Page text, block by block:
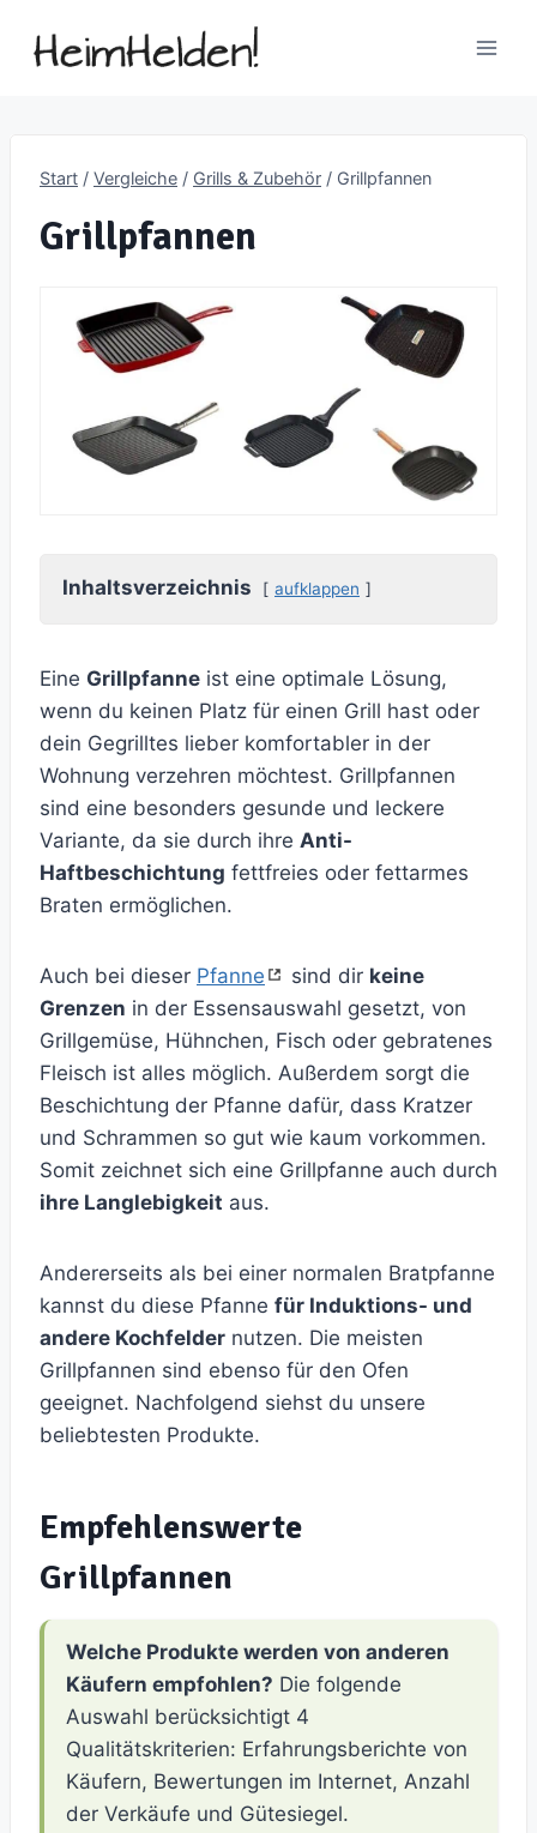
Inhalt
Start / Vergleiche / Grills & Zubehör / Grillpfannen
Grillpfannen
Inhaltsverzeichnis aufklappen
Eine Grillpfanne ist eine optimale Lösung,
wenn du keinen Platz für einen Grill hast oder
dein Gegrilltes lieber komfortabler in der
Wohnung verzehren möchtest. Grillpfannen
sind eine besonders gesunde und leckere
Variante, da sie durch ihre Anti-
Haftbeschichtung fettfreies oder fettarmes
Braten ermöglichen.
Auch bei dieser Pfanne sind dir keine
Grenzen in der Essensauswahl gesetzt, von
Grillgemüse, Hühnchen, Fisch oder gebratenes
Fleisch ist alles möglich. Außerdem sorgt die
Beschichtung der Pfanne dafür, dass Kratzer
und Schrammen so gut wie kaum vorkommen.
Somit zeichnet sich eine Grillpfanne auch durch
ihre Langlebigkeit aus.
Andererseits als bei einer normalen Bratpfanne
kannst du diese Pfanne für Induktions- und
andere Kochfelder nutzen. Die meisten
Grillpfannen sind ebenso für den Ofen
geeignet. Nachfolgend siehst du unsere
beliebtesten Produkte.
Empfehlenswerte
Grillpfannen
Welche Produkte werden von anderen
Käufern empfohlen? Die folgende
Auswahl berücksichtigt 4
Qualitätskriterien: Erfahrungsberichte von
Käufern, Bewertungen im Internet, Anzahl
der Verkäufe und Gütesiegel.